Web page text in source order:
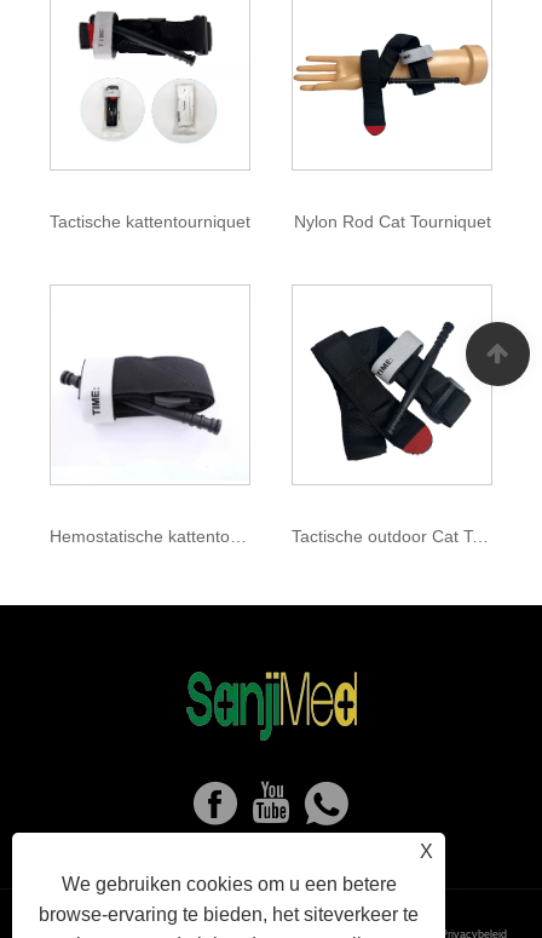
Tactische kattentourniquet Nylon Rod Cat Tourniquet
Hemostatische kattentourniquet Tactische outdoor Cat Tourniquet
X
We gebruiken cookies om u een betere
browse-ervaring te bieden, het siteverkeer te
Links Sitemap Privacybeleid